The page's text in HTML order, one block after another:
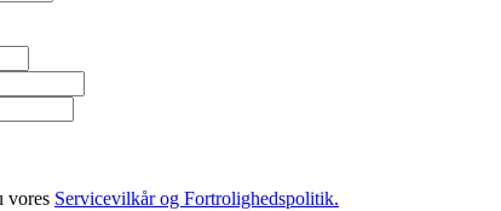
vores Servicevilkår og Fortrolighedspolitik.